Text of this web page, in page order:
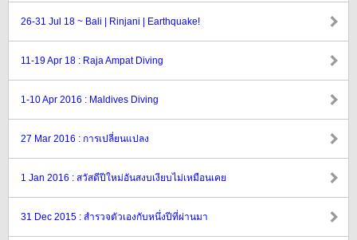
26-31 Jul 18 ~ Bali | Rinjani | Earthquake!
11-19 Apr 18 : Raja Ampat Diving
1-10 Apr 2016 : Maldives Diving
27 Mar 2016 : การเปลี่ยนแปลง
1 Jan 2016 : สวัสดีปีใหม่อันสงบเงียบไม่เหมือนเคย
31 Dec 2015 : สำรวจตัวเองกับหนึ่งปีที่ผ่านมา